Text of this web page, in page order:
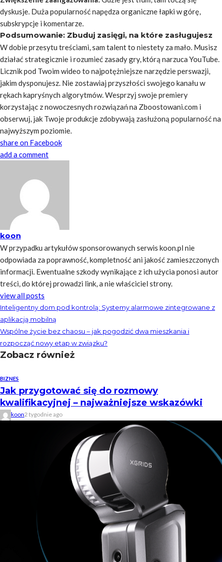
dyskusje. Duża popularność napędza organiczne łapki w górę,
subskrypcje i komentarze.
Podsumowanie: Zbuduj zasięgi, na które zasługujesz
W dobie przesytu treściami, sam talent to niestety za mało. Musisz
działać strategicznie i rozumieć zasady gry, którą narzuca YouTube.
Licznik pod Twoim wideo to najpotężniejsze narzędzie perswazji,
jakim dysponujesz. Nie zostawiaj przyszłości swojego kanału w
rękach kapryśnych algorytmów. Wesprzyj swoje premiery
korzystając z nowoczesnych rozwiązań na Zboostowani.com i
obserwuj, jak Twoje produkcje zdobywają zasłużoną popularność na
najwyższym poziomie.
share on Facebook
add a comment
koon
W przypadku artykułów sponsorowanych serwis koon.pl nie
odpowiada za poprawność, kompletność ani jakość zamieszczonych
informacji. Ewentualne szkody wynikające z ich użycia ponosi autor
treści, do której prowadzi link, a nie właściciel strony.
view all posts
Inteligentny dom pod kontrolą: Systemy alarmowe zintegrowane z
aplikacją mobilną
Wspólne życie bez chaosu – jak pogodzić dwa mieszkania i
rozpocząć nowy etap w związku?
Zobacz również
BIZNES
Jak przygotować się do rozmowy
kwalifikacyjnej – najważniejsze wskazówki
koon2 tygodnie ago